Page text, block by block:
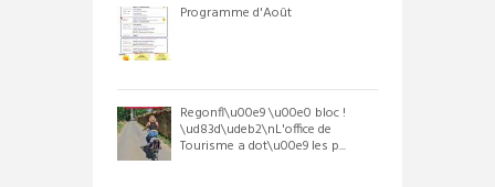
Programme d'Août
Regonfl\u00e9 \u00e0 bloc !
\ud83d\udeb2\nL'office de
Tourisme a dot\u00e9 les p...